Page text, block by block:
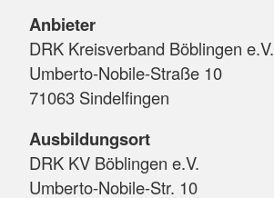
Anbieter
DRK Kreisverband Böblingen e.V.
Umberto-Nobile-Straße 10
71063 Sindelfingen
Ausbildungsort
DRK KV Böblingen e.V.
Umberto-Nobile-Str. 10